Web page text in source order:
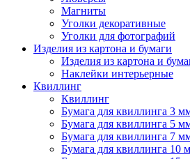
Магниты
Уголки декоративные
Уголки для фотографий
Изделия из картона и бумаги
Изделия из картона и
Наклейки интерьерные
Квиллинг
Квиллинг
Бумага для квиллинга 3
Бумага для квиллинга 5
Бумага для квиллинга 7
Бумага для квиллинга 10